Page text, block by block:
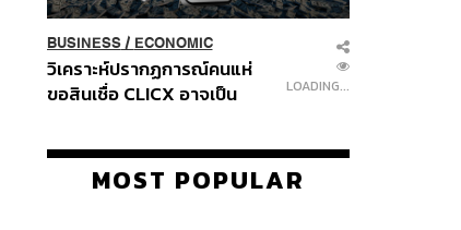
BUSINESS/ ECONOMIC
วิเคราะห์ปรากฏการณ์คนแห่
ขอสินเชื่อ CLICX อาจเป็น
ปัญหาหนี้ครัวเรือนไทยที่ถูกซุก
LOADING...
MOST POPULAR